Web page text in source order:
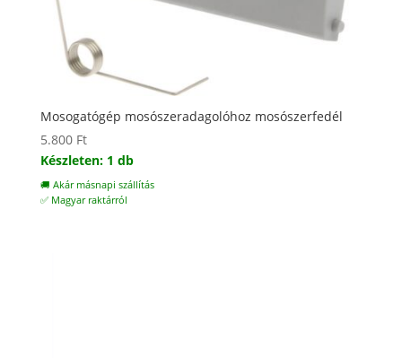
Mosogatógép mosószeradagolóhoz mosószerfedél
5.800 Ft
Készleten: 1 db
🚚 Akár másnapi szállítás
✅ Magyar raktárról